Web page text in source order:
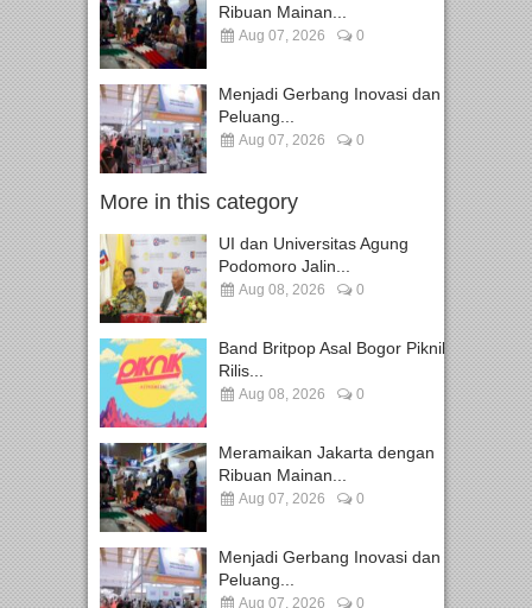
Ribuan Mainan...
Aug 07, 2026 0
Menjadi Gerbang Inovasi dan
Peluang...
Aug 07, 2026 0
More in this category
UI dan Universitas Agung
Podomoro Jalin...
Aug 08, 2026 0
Band Britpop Asal Bogor Piknik
Rilis...
Aug 08, 2026 0
Meramaikan Jakarta dengan
Ribuan Mainan...
Aug 07, 2026 0
Menjadi Gerbang Inovasi dan
Peluang...
Aug 07, 2026 0